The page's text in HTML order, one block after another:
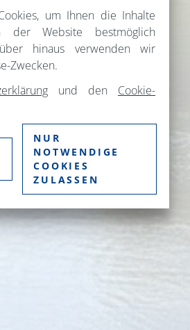
um Ihnen die Inhalte
der Website bestmöglich
hinaus verwenden wir
Zwecken.
und den Cookie-
NUR
NOTWENDIGE
COOKIES
ZULASSEN